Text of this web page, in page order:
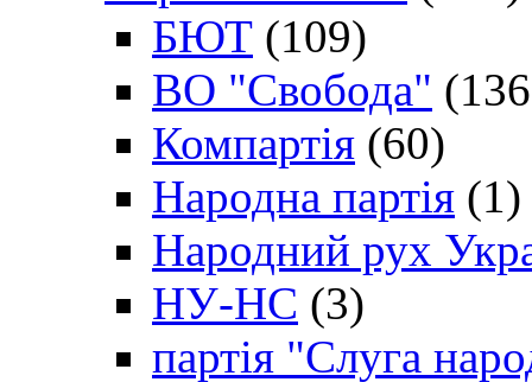
БЮТ (109)
ВО "Свобода"
Компартія (60)
Народна партія (1)
Народний рух
НУ-НС (3)
партія "Слуга